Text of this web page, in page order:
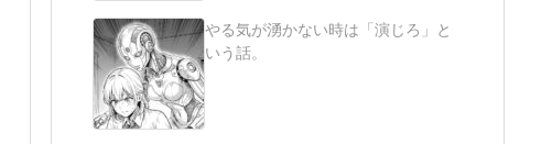
やる気が湧かない時は「演じろ」と
いう話。